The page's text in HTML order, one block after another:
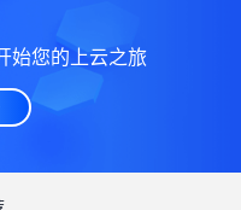
始您的上云之旅